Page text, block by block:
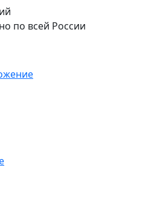
по всей России